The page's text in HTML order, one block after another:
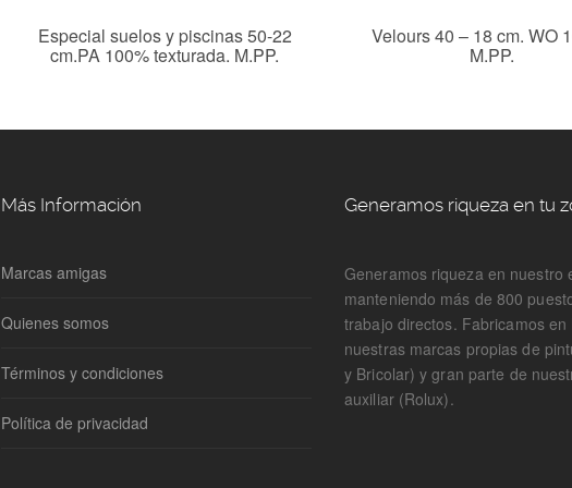
Especial suelos y piscinas 50-22
cm.PA 100% texturada. M.PP.
Velours 40 – 18 cm. WO
M.PP.
Más Información
Marcas amigas
Quienes somos
Términos y condiciones
Política de privacidad
Generamos riqueza en tu
Generamos riqueza en nuestro
manteniendo más de 800
trabajo directos. Fabricamos en
nuestras marcas propias de
y Bricolar) y gran parte de
auxiliar (Rolux).